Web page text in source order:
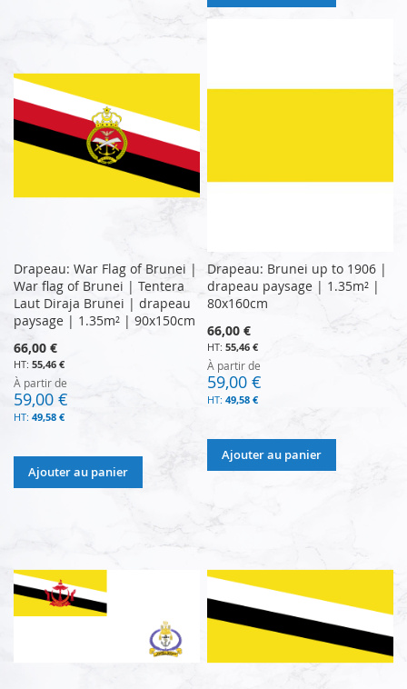
Drapeau: War Flag of Brunei |
War flag of Brunei | Tentera
Laut Diraja Brunei | drapeau
paysage | 1.35m² | 90x150cm
66,00 €
55,46 €
À partir de
59,00 €
49,58 €
Ajouter au panier
Drapeau: Brunei up to 1906 |
drapeau paysage | 1.35m² |
80x160cm
66,00 €
55,46 €
À partir de
59,00 €
49,58 €
Ajouter au panier